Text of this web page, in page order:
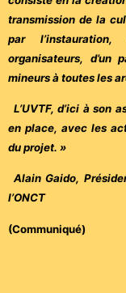
transmission de la
par
organisateurs, d’un
mineurs à toutes les
L’UVTF, d’ici à son
en place, avec les
du projet. »
Alain Gaido,
l’ONCT
(Communiqué)